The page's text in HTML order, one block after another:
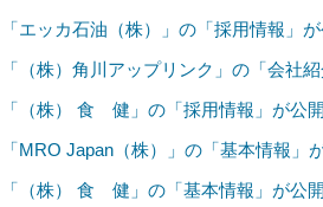
「エッカ石油（株）」の「採用情報」が
「（株）角川アップリンク」の「会社
「（株） 食 健」の「採用情報」が公開
「MRO Japan（株）」の「基本情報」
「（株） 食 健」の「基本情報」が公開